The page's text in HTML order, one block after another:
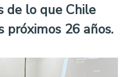
de lo que Chile
26 años.